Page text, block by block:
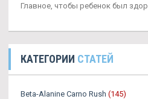
Главное, чтобы ребенок был
КАТЕГОРИИ СТАТЕЙ
Beta-Alanine Carno Rush (145)